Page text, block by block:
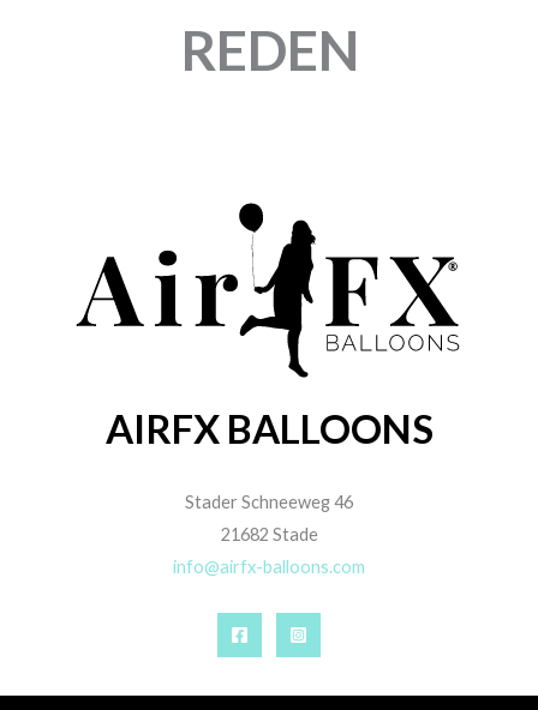
REDEN
AIRFX BALLOONS
Stader Schneeweg 46
21682 Stade
info@airfx-balloons.com